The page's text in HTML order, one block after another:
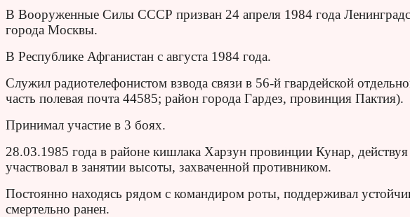
В Вооруженные Силы СССР призван 24 апреля 1984 года
города Москвы.
В Республике Афганистан с августа 1984 года.
Служил радиотелефонистом взвода связи в 56-й гвардейской
часть полевая почта 44585; район города Гардез, провинция Пактия).
Принимал участие в 3 боях.
28.03.1985 года в районе кишлака Харзун провинции Кунар,
участвовал в занятии высоты, захваченной противником.
Постоянно находясь рядом с командиром роты, поддерживал
смертельно ранен.